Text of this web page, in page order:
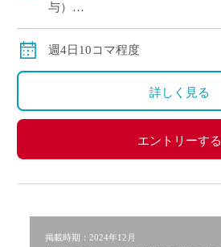
与）
週4日10コマ程度
詳しく見る
エントリーする
掲載時期：2024年12月